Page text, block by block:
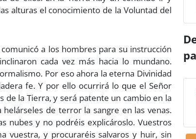
alturas el conocimiento de la Voluntad del
a los hombres para su instrucción
cada vez más hacia lo mundano.
Por eso ahora la eterna Divinidad
fe. Y por ello ocurrirá lo que el Señor
de la Tierra, y será patente un cambio en la
de terror la sangre en las venas.
nubes y no podréis explicároslo. Vuestros
vuestra, y procuraréis salvaros y huir, sin